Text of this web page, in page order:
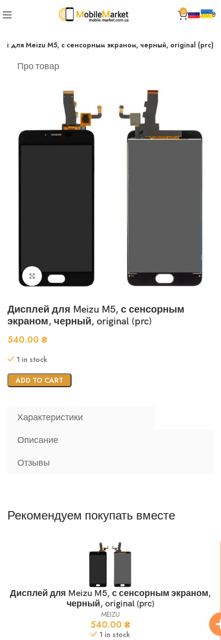
0 0.00₴
для Meizu M5, с сенсорным экраном, черный, original (prc)
Про товар
Нажмите, чтобы увеличить
Дисплей для Meizu M5, с сенсорным
экраном, черный, original (prc)
540.00 ₴
1 in stock
ADD TO CART
Характеристики
Описание
Отзывы
Рекомендуем покупать вместе
Дисплей для Meizu M5, с сенсорным экраном,
черный, original (prc)
MEIZU
540.00 ₴
1 in stock